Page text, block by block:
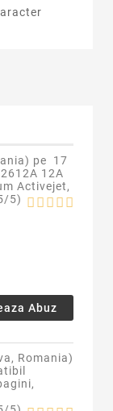
pe 17
12A
Activejet,
/5)
Abuz
Romania)